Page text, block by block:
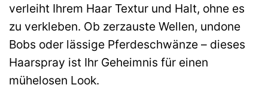
verleiht Ihrem Haar Textur und Halt, ohne es
zu verkleben. Ob zerzauste Wellen, undone
Bobs oder lässige Pferdeschwänze – dieses
Haarspray ist Ihr Geheimnis für einen
mühelosen Look.